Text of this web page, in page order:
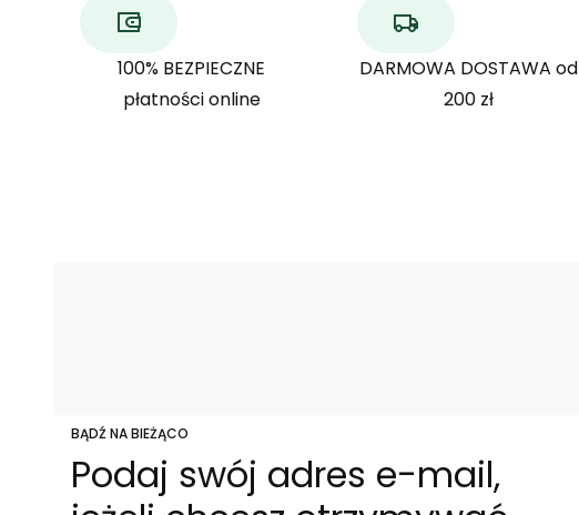
100% BEZPIECZNE
płatności online
DARMOWA DOSTAWA od
200 zł
BĄDŹ NA BIEŻĄCO
Podaj swój adres e-mail,